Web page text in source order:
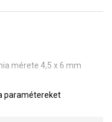
mérete 4,5 x 6 mm
számunkra.
paramétereket